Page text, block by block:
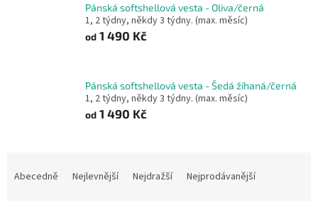
Pánská softshellová vesta - Oliva/černá
1, 2 týdny, někdy 3 týdny. (max. měsíc)
od 1 490 Kč
Pánská softshellová vesta - Šedá žíhaná/černá
1, 2 týdny, někdy 3 týdny. (max. měsíc)
od 1 490 Kč
Abecedně Nejlevnější Nejdražší Nejprodávanější